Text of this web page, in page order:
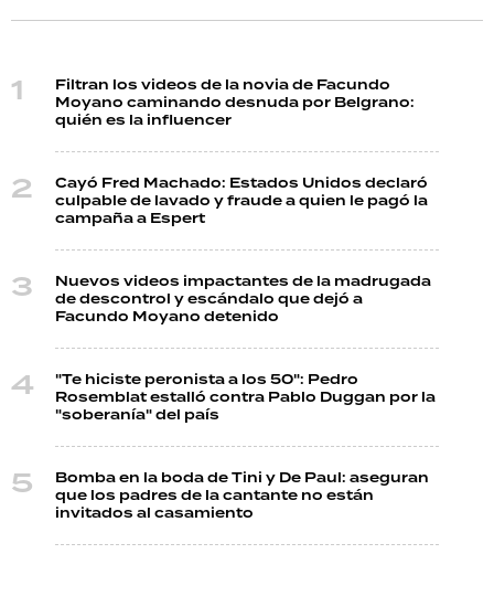
Filtran los videos de la novia de Facundo
Moyano caminando desnuda por Belgrano:
quién es la influencer
Cayó Fred Machado: Estados Unidos declaró
culpable de lavado y fraude a quien le pagó la
campaña a Espert
Nuevos videos impactantes de la madrugada
de descontrol y escándalo que dejó a
Facundo Moyano detenido
"Te hiciste peronista a los 50": Pedro
Rosemblat estalló contra Pablo Duggan por la
"soberanía" del país
Bomba en la boda de Tini y De Paul: aseguran
que los padres de la cantante no están
invitados al casamiento